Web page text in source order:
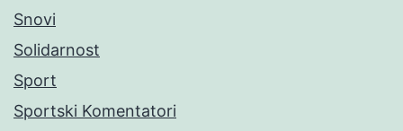
Snovi
Solidarnost
Sport
Sportski Komentatori